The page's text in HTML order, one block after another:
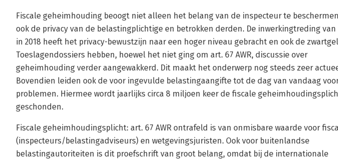
Fiscale geheimhouding beoogt niet alleen het belang van de inspecteur te
ook de privacy van de belastingplichtige en betrokken derden. De inwerkingtreding van
in 2018 heeft het privacy-bewustzijn naar een hoger niveau gebracht en ook de
Toeslagendossiers hebben, hoewel het niet ging om art. 67 AWR, discussie over
geheimhouding verder aangewakkerd. Dit maakt het onderwerp nog steeds zeer
Bovendien leiden ook de voor ingevulde belastingaangifte tot de dag van vandaag
problemen. Hiermee wordt jaarlijks circa 8 miljoen keer de fiscale
geschonden.
Fiscale geheimhoudingsplicht: art. 67 AWR ontrafeld is van onmisbare waarde voor
(inspecteurs/belastingadviseurs) en wetgevingsjuristen. Ook voor buitenlandse
belastingautoriteiten is dit proefschrift van groot belang, omdat bij de internationale